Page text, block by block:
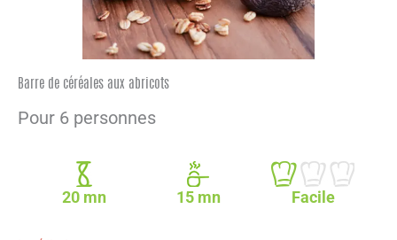
Barre de céréales aux abricots
Pour 6 personnes
20 mn 15 mn Facile